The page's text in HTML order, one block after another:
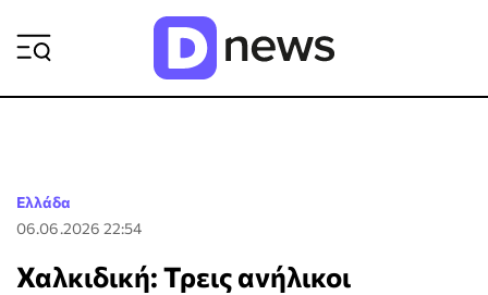
Ελλάδα
06.06.2026 22:54
Χαλκιδική: Τρεις ανήλικοι